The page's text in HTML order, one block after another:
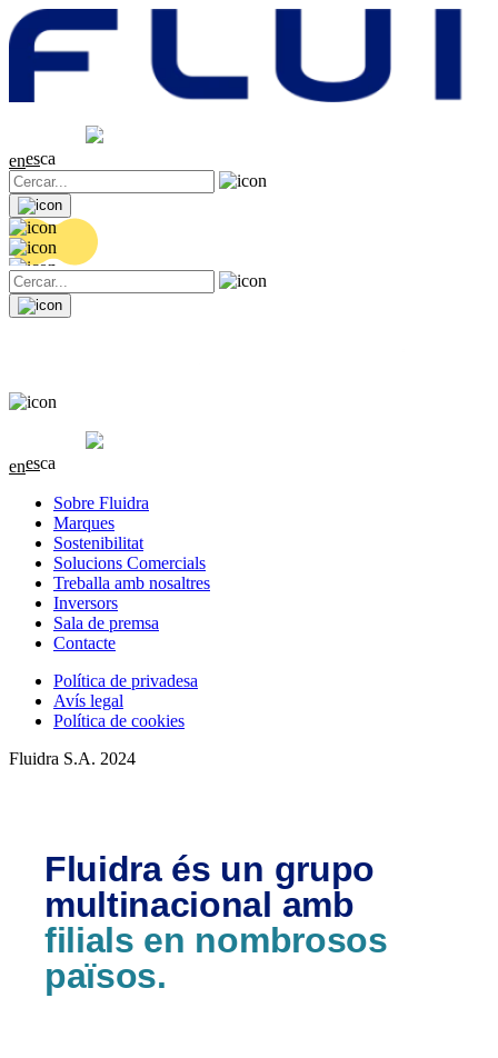
0.04 (+0.2%)
enesca
0.04 (+0.2%)
enesca
Sobre Fluidra
Marques
Sostenibilitat
Solucions Comercials
Treballa amb nosaltres
Inversors
Sala de premsa
Contacte
Política de privadesa
Avís legal
Política de cookies
Fluidra S.A. 2024
Fluidra és un grupo
multinacional amb
filials en nombrosos
països.